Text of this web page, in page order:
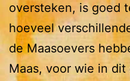
oversteken, is goed
hoeveel
de Maasoevers
Maas, voor wie in